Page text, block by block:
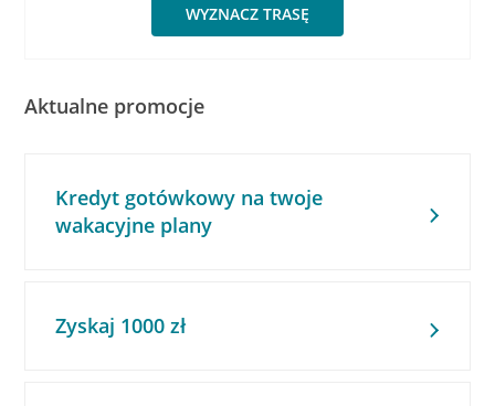
WYZNACZ TRASĘ
Aktualne promocje
Kredyt gotówkowy na twoje
wakacyjne plany
Zyskaj 1000 zł